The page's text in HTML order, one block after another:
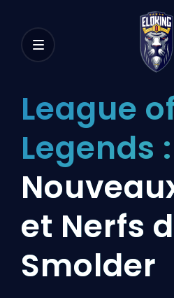
League
Legends :
et Nerfs
Smolder